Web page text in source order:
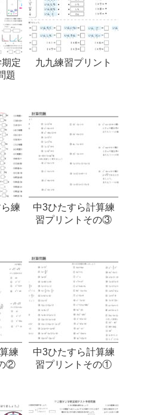
定
題
九九練習プリント
練
中3ひたすら計算練
習プリントその③
練
②
中3ひたすら計算練
習プリントその①